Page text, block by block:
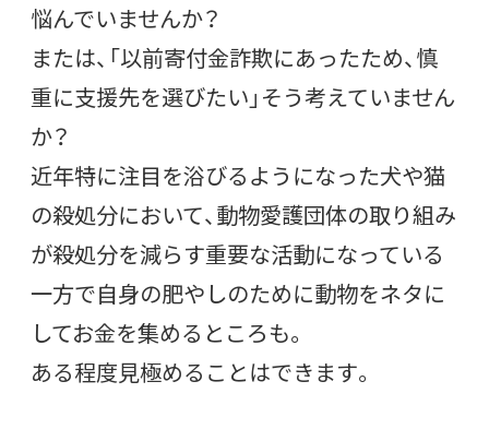
悩んでいませんか？
または、「以前寄付金詐欺にあったため、慎
重に支援先を選びたい」そう考えていません
か？
近年特に注目を浴びるようになった犬や猫
の殺処分において、動物愛護団体の取り組み
が殺処分を減らす重要な活動になっている
一方で自身の肥やしのために動物をネタに
してお金を集めるところも。
ある程度見極めることはできます。